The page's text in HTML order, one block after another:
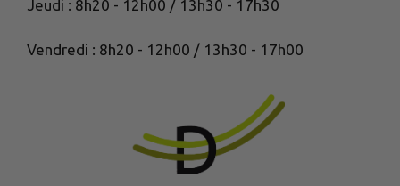
Jeudi : 8h20 - 12h00 / 13h30 - 17h30
Vendredi : 8h20 - 12h00 / 13h30 - 17h00